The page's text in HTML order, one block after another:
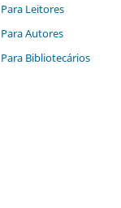
Para Leitores
Para Autores
Para Bibliotecários